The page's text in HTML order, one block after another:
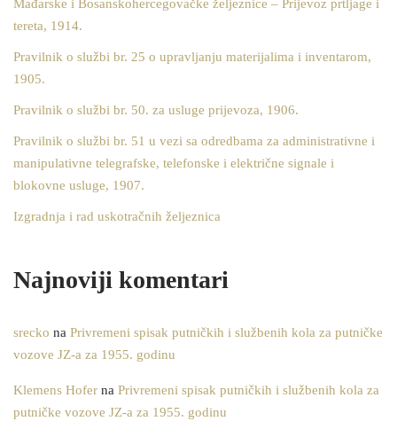
Mađarske i Bosanskohercegovačke željeznice – Prijevoz prtljage i
tereta, 1914.
Pravilnik o službi br. 25 o upravljanju materijalima i inventarom,
1905.
Pravilnik o službi br. 50. za usluge prijevoza, 1906.
Pravilnik o službi br. 51 u vezi sa odredbama za administrativne i
manipulativne telegrafske, telefonske i električne signale i
blokovne usluge, 1907.
Izgradnja i rad uskotračnih željeznica
Najnoviji komentari
srecko na Privremeni spisak putničkih i službenih kola za putničke
vozove JZ-a za 1955. godinu
Klemens Hofer na Privremeni spisak putničkih i službenih kola za
putničke vozove JZ-a za 1955. godinu